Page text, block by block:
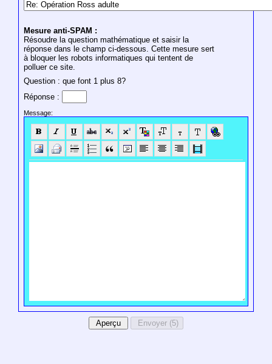
Mesure anti-SPAM :
Résoudre la question mathématique et saisir la
réponse dans le champ ci-dessous. Cette mesure sert
à bloquer les robots informatiques qui tentent de
polluer ce site.
Question : que font 1 plus 8?
Réponse :
Message: